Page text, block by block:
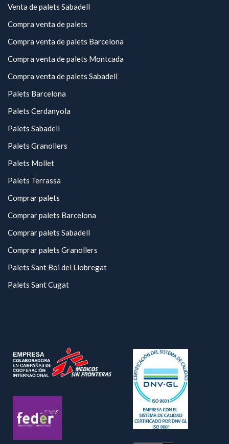
Venta de palets Sabadell
Compra venta de palets
Compra venta de palets Barcelona
Compra venta de palets Montcada
Compra venta de palets Sabadell
Palets Barcelona
Palets Cerdanyola
Palets Sabadell
Palets Granollers
Palets Mollet
Palets Terrassa
Comprar palets
Comprar palets Barcelona
Comprar palets Sabadell
Comprar palets Granollers
Palets Sant Boi del Llobregat
Palets Sant Cugat